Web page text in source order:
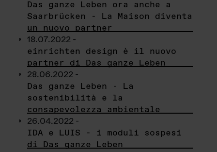
Das ganze Leben ora anche a
Saarbrücken - La Maison diventa
un nuovo partner
18.07.2022 -
einrichten design è il nuovo
partner di Das ganze Leben
28.06.2022 -
Das ganze Leben - La
sostenibilità e la
consapevolezza ambientale
26.04.2022 -
IDA e LUIS - i moduli sospesi
di Das ganze Leben